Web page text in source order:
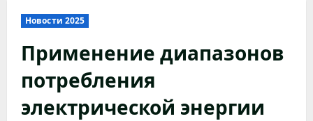
Новости 2025
Применение диапазонов
потребления
электрической энергии